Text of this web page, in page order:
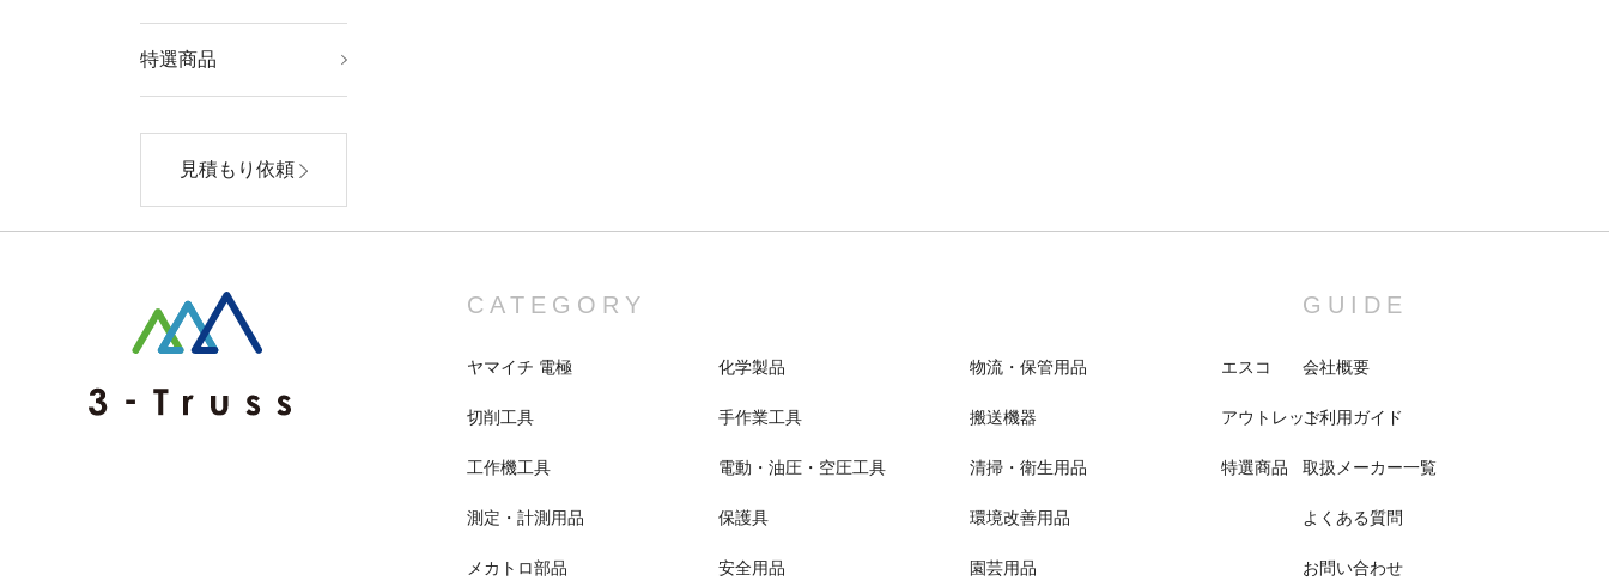
特選商品 AV・デジモノ
スポーツ・レジャー
美容・コスメ
家電
ダイエット・健康
ホビー・エトセトラ
生活用品・インテリ
ファッション
見積もり依頼
CATEGORY
ヤマイチ 電極
切削工具
工作機工具
測定・計測用品
メカトロ部品
化学製品
手作業工具
電動・油圧・空圧工具
保護具
安全用品
物流・保管用品
搬送機器
清掃・衛生用品
環境改善用品
園芸用品
エスコ
アウトレット
特選商品
GUIDE
会社概要
ご利用ガイド
取扱メーカー一覧
よくある質問
お問い合わせ